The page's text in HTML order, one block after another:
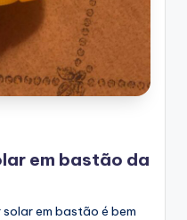
em bastão da
em bastão é bem